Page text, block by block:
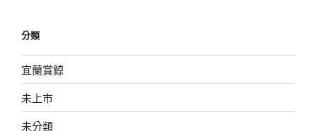
分類
宜蘭賞鯨
未上市
未分類